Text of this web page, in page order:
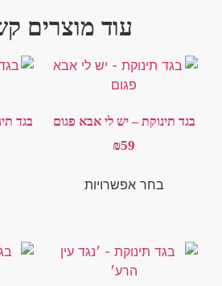
עוד מוצרים
בגד תינוקת – יש לי אבא פגום
בחר אפשרויות
בגד